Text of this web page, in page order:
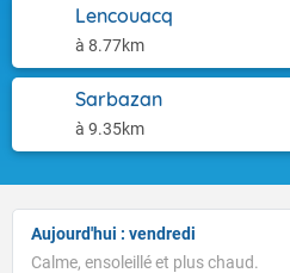
Lencouacq
à 8.77km
Sarbazan
à 9.35km
Aujourd'hui : vendredi
Calme, ensoleillé et plus chaud.